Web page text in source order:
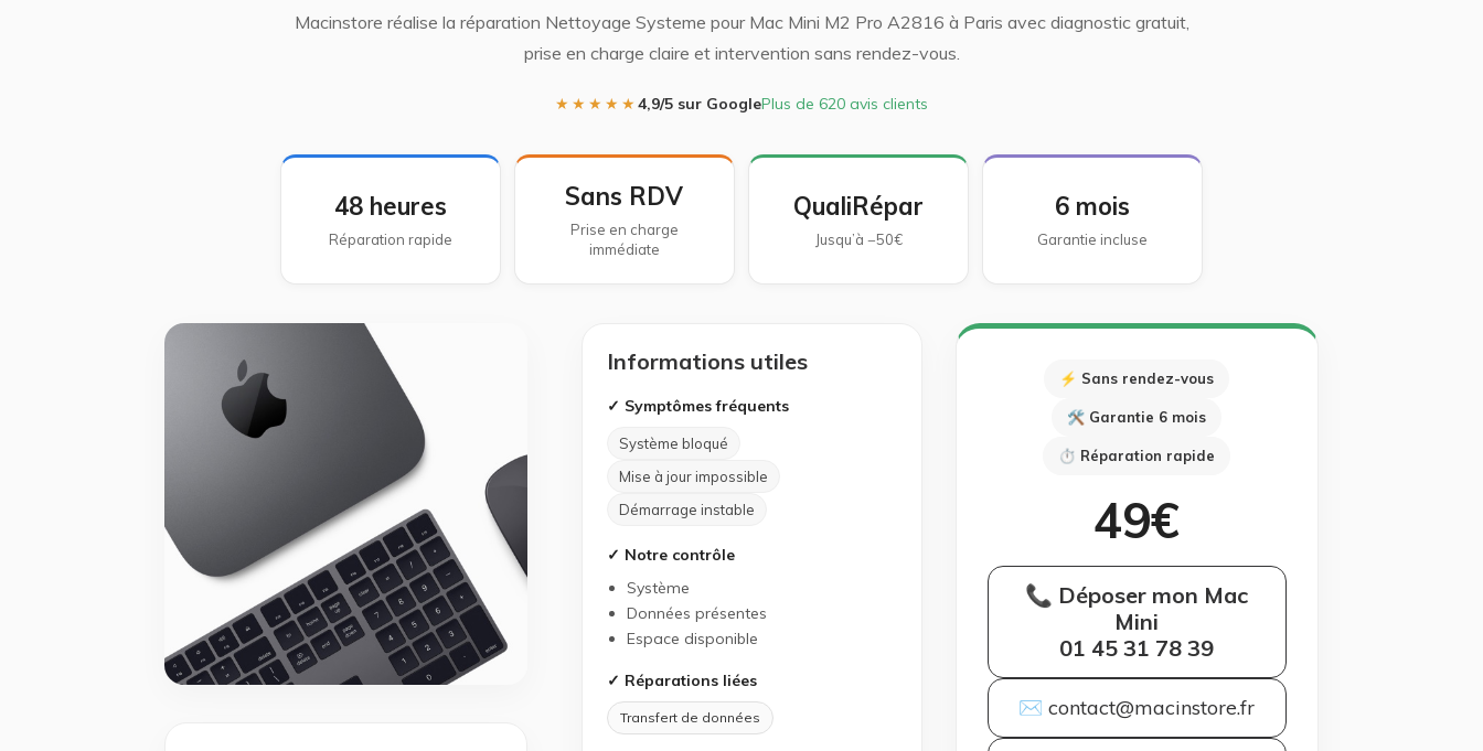
Macinstore réalise la réparation Nettoyage Systeme pour Mac Mini M2 Pro A2816 à Paris avec diagnostic gratuit,
prise en charge claire et intervention sans rendez-vous.
★★★★★ 4,9/5 sur GooglePlus de 620 avis clients
48 heures
Réparation rapide
Sans RDV
Prise en charge
immédiate
QualiRépar
Jusqu’à −50€
6 mois
Garantie incluse
Informations utiles
✓ Symptômes fréquents
Système bloqué
Mise à jour impossible
Démarrage instable
✓ Notre contrôle
Système
Données présentes
Espace disponible
✓ Réparations liées
Transfert de données
⚡ Sans rendez-vous
🛠 Garantie 6 mois
⏱ Réparation rapide
49€
📞 Déposer mon Mac
Mini
01 45 31 78 39
✉ contact@macinstore.fr